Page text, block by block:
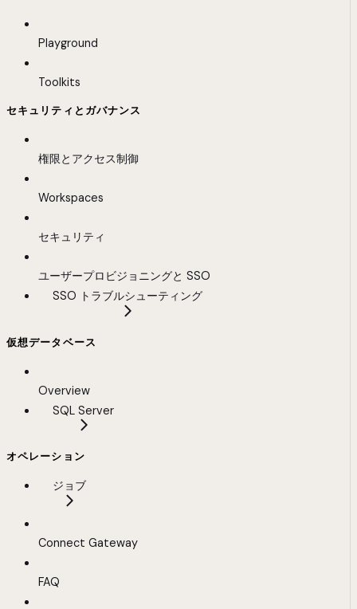
Playground
Toolkits
セキュリティとガバナンス
権限とアクセス制御
Workspaces
セキュリティ
ユーザープロビジョニングと SSO
SSO トラブルシューティング
仮想データベース
Overview
SQL Server
オペレーション
ジョブ
Connect Gateway
FAQ